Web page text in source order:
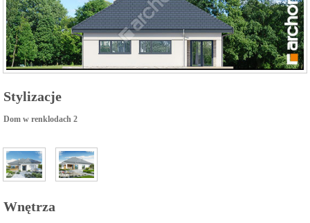
Stylizacje
Dom w renklodach 2
Wnętrza